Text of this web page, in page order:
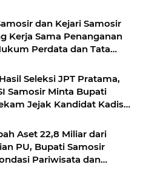
dan Kejari Samosir
Kerja Sama Penanganan
Perdata dan Tata
Seleksi JPT Pratama,
Samosir Minta Bupati
Jejak Kandidat Kadis
Aset 22,8 Miliar dari
PU, Bupati Samosir
Pariwisata dan